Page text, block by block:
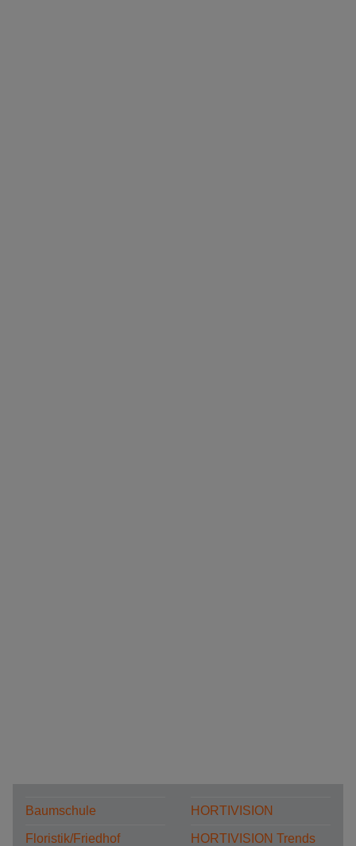
Baumschule
Floristik/Friedhof
HORTIVISION
HORTIVISION Trends